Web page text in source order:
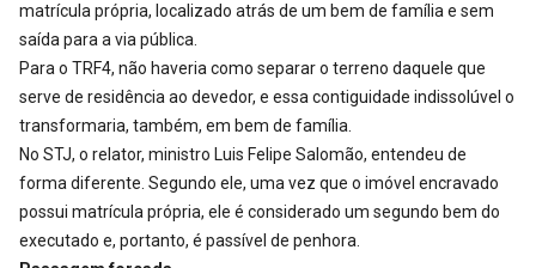
matrícula própria, localizado atrás de um bem de família e sem
saída para a via pública.
Para o TRF4, não haveria como separar o terreno daquele que
serve de residência ao devedor, e essa contiguidade indissolúvel o
transformaria, também, em bem de família.
No STJ, o relator, ministro Luis Felipe Salomão, entendeu de
forma diferente. Segundo ele, uma vez que o imóvel encravado
possui matrícula própria, ele é considerado um segundo bem do
executado e, portanto, é passível de penhora.